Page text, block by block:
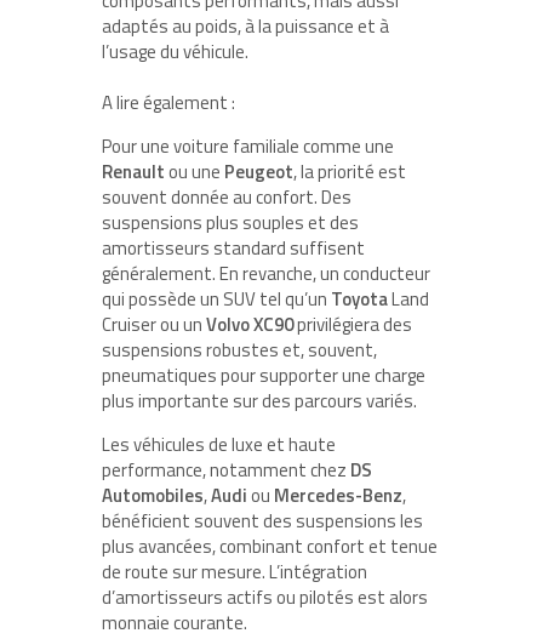
adaptés au poids, à la puissance et à
l’usage du véhicule.
A lire également :
Pour une voiture familiale comme une
Renaultou une Peugeot, la priorité est
souvent donnée au confort. Des
suspensions plus souples et des
amortisseurs standard suffisent
généralement. En revanche, un conducteur
qui possède un SUV tel qu’un ToyotaLand
Cruiser ou unVolvo XC90privilégiera des
suspensions robustes et, souvent,
pneumatiques pour supporter une charge
plus importante sur des parcours variés.
Les véhicules de luxe et haute
performance, notamment chez DS
Automobiles,Audiou Mercedes-Benz,
bénéficient souvent des suspensions les
plus avancées, combinant confort et tenue
de route sur mesure. L’intégration
d’amortisseurs actifs ou pilotés est alors
monnaie courante.